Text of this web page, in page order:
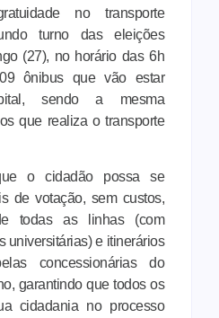
no transporte
turno das eleições
(27), no horário das 6h
ônibus que vão estar
sendo a mesma
que realiza o transporte
o cidadão possa se
de votação, sem custos,
todas as linhas (com
universitárias) e itinerários
concessionárias do
garantindo que todos os
cidadania no processo